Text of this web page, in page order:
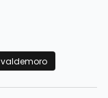
valdemoro